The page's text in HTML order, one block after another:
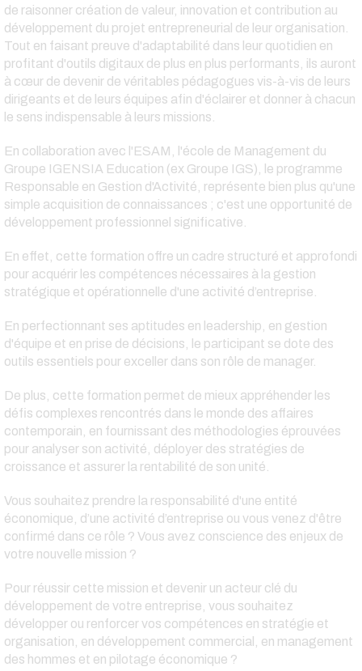
de raisonner création de valeur, innovation et contribution au
développement du projet entrepreneurial de leur organisation.
Tout en faisant preuve d'adaptabilité dans leur quotidien en
profitant d'outils digitaux de plus en plus performants, ils auront
à cœur de devenir de véritables pédagogues vis-à-vis de leurs
dirigeants et de leurs équipes afin d'éclairer et donner à chacun
le sens indispensable à leurs missions.
En collaboration avec l'ESAM, l'école de Management du
Groupe IGENSIA Education (ex Groupe IGS), le programme
Responsable en Gestion d'Activité, représente bien plus qu'une
simple acquisition de connaissances ; c'est une opportunité de
développement professionnel significative.
En effet, cette formation offre un cadre structuré et approfondi
pour acquérir les compétences nécessaires à la gestion
stratégique et opérationnelle d'une activité d’entreprise.
En perfectionnant ses aptitudes en leadership, en gestion
d'équipe et en prise de décisions, le participant se dote des
outils essentiels pour exceller dans son rôle de manager.
De plus, cette formation permet de mieux appréhender les
défis complexes rencontrés dans le monde des affaires
contemporain, en fournissant des méthodologies éprouvées
pour analyser son activité, déployer des stratégies de
croissance et assurer la rentabilité de son unité.
Vous souhaitez prendre la responsabilité d'une entité
économique, d’une activité d’entreprise ou vous venez d'être
confirmé dans ce rôle ? Vous avez conscience des enjeux de
votre nouvelle mission ?
Pour réussir cette mission et devenir un acteur clé du
développement de votre entreprise, vous souhaitez
développer ou renforcer vos compétences en stratégie et
organisation, en développement commercial, en management
des hommes et en pilotage économique ?